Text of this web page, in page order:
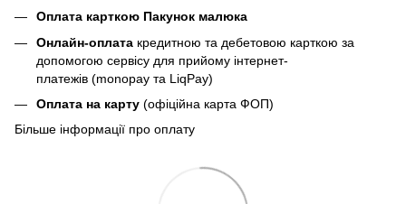
Оплата карткою Пакунок малюка
Онлайн-оплата кредитною та дебетовою карткою за
допомогою сервісу для прийому інтернет-
платежів (monopay та LiqPay)
Оплата на карту (офіційна карта ФОП)
Більше інформації про оплату